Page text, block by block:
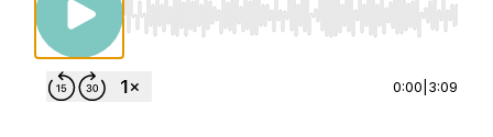
Use Left/Right to seek, Home/End to jump
0:00 3:09